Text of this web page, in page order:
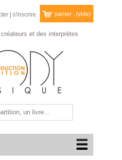
et des interprètes
s'inscrire panier : (vide)